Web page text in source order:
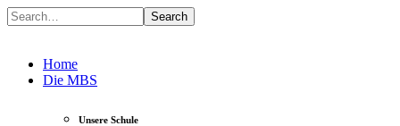
Search
Home
Die MBS
Unsere Schule